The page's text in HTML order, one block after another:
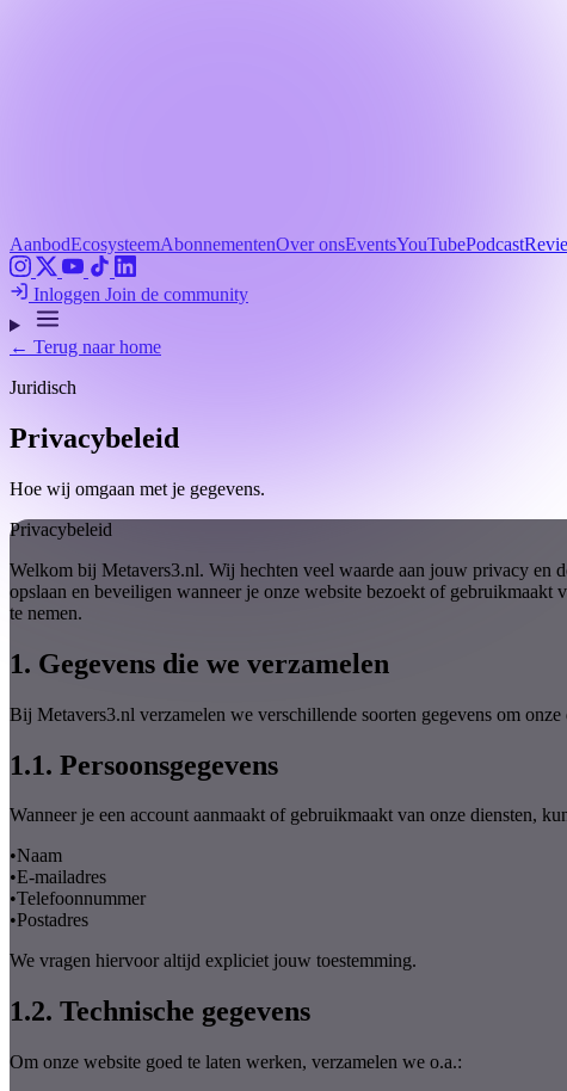
AanbodEcosysteemAbonnementenOver onsEventsYouTubePodcast
Inloggen Join de community
← Terug naar home
Juridisch
Privacybeleid
Hoe wij omgaan met je gegevens.
Privacybeleid
Welkom bij Metavers3.nl. Wij hechten veel waarde aan jouw privacy en
opslaan en beveiligen wanneer je onze website bezoekt of
te nemen.
1. Gegevens die we verzamelen
Bij Metavers3.nl verzamelen we verschillende soorten gegevens om
1.1. Persoonsgegevens
Wanneer je een account aanmaakt of gebruikmaakt van onze diensten,
•Naam
•E-mailadres
•Telefoonnummer
•Postadres
We vragen hiervoor altijd expliciet jouw toestemming.
1.2. Technische gegevens
Om onze website goed te laten werken, verzamelen we o.a.: